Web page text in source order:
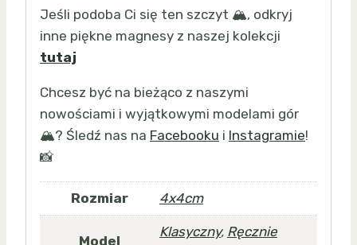
Jeśli podoba Ci się ten szczyt 🏔️, odkryj
inne piękne magnesy z naszej kolekcji
tutaj
Chcesz być na bieżąco z naszymi
nowościami i wyjątkowymi modelami gór
🏔️? Śledź nas na Facebooku i Instagramie!
📸
Rozmiar 4x4cm
Model
Klasyczny, Ręcznie